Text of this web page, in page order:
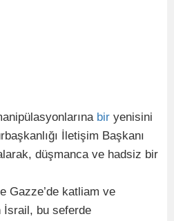
bir yenisini
İletişim Başkanı
düşmanca ve hadsiz bir
Gazze’de katliam ve
İsrail, bu seferde